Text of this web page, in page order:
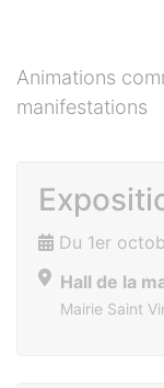
Animations
manifestations
Du 1er
Hall de la
Mairie Saint